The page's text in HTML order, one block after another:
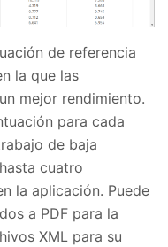
de referencia
la que las
mejor rendimiento.
para cada
de baja
cuatro
la aplicación. Puede
a PDF para la
XML para su